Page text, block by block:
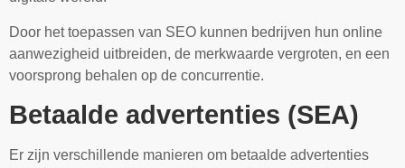
Door het toepassen van SEO kunnen bedrijven hun online
aanwezigheid uitbreiden, de merkwaarde vergroten, en een
voorsprong behalen op de concurrentie.
Betaalde advertenties (SEA)
Er zijn verschillende manieren om betaalde advertenties